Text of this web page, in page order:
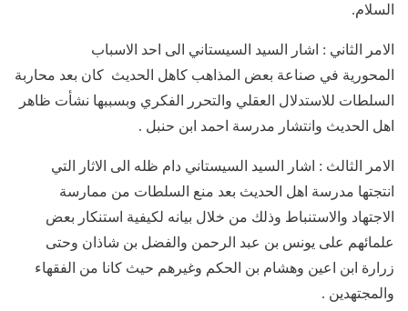
السلام.
الامر الثاني : اشار السيد السيستاني الى احد الاسباب
المحورية في صناعة بعض المذاهب كاهل الحديث كان بعد محاربة
السلطات للاستدلال العقلي والتحرر الفكري وبسببها نشأت ظاهر
اهل الحديث وانتشار مدرسة احمد ابن حنبل .
الامر الثالث : اشار السيد السيستاني دام ظله الى الاثار التي
انتجتها مدرسة اهل الحديث بعد منع السلطات من ممارسة
الاجتهاد والاستنباط وذلك من خلال بيانه لكيفية استنكار بعض
علمائهم على يونس بن عبد الرحمن والفضل بن شاذان وحتى
زرارة ابن اعين وهشام بن الحكم وغيرهم حيث كانا من الفقهاء
والمجتهدين .